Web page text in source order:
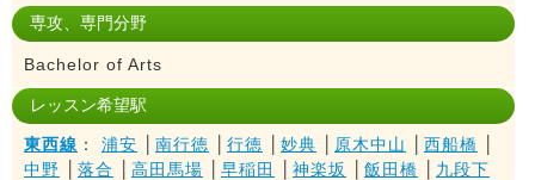
専攻、専門分野
Bachelor of Arts
レッスン希望駅
東西線 ： 浦安 南行徳 行徳 妙典 原木中山 西船橋
中野
落合 高田馬場 早稲田 神楽坂 飯田橋
九段下